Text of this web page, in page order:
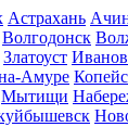
Астрахань
Волгодонск
Златоуст
Амуре
Мытищи